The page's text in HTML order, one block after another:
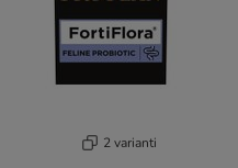
2 varianti